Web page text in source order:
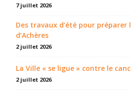
7 juillet 2026
Des travaux d’été pour
d’Achères
2 juillet 2026
La Ville « se ligue » contre le
2 juillet 2026